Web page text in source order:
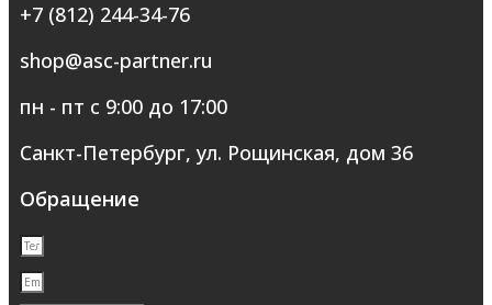
+7 (812) 244-34-76
shop@asc-partner.ru
пн - пт с 9:00 до 17:00
Санкт-Петербург, ул. Рощинская, дом 36
Обращение